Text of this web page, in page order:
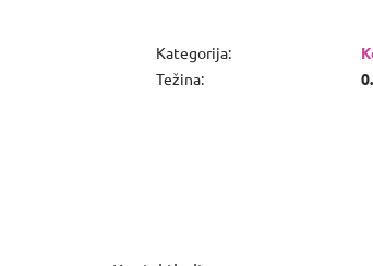
Kategorija:
Težina: